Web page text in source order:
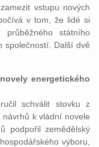
vstupu nových
v tom, že lidé si
státního
společností. Další dvě
energetického
schválit stovku z
k vládní novele
podpořil zemědělský
výboru,